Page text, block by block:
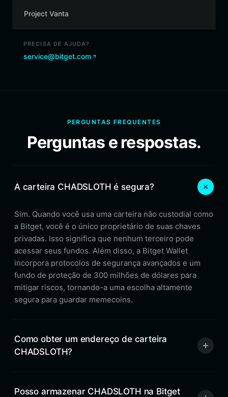
Project Vanta
PRECISA DE AJUDA?
service@bitget.com
PERGUNTAS FREQUENTES
Perguntas e respostas.
A carteira CHADSLOTH é segura?
Sim. Quando você usa uma carteira não custodial como
a Bitget, você é o único proprietário de suas chaves
privadas. Isso significa que nenhum terceiro pode
acessar seus fundos. Além disso, a Bitget Wallet
incorpora protocolos de segurança avançados e um
fundo de proteção de 300 milhões de dólares para
mitigar riscos, tornando-a uma escolha altamente
segura para guardar memecoins.
Como obter um endereço de carteira
CHADSLOTH?
Posso armazenar CHADSLOTH na Bitget